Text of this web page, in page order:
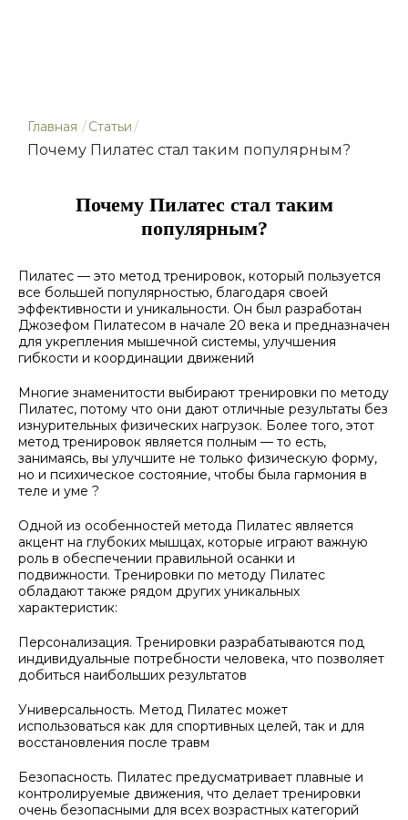
Главная /Статьи/
Почему Пилатес стал таким популярным?
Почему Пилатес стал таким
популярным?
Пилатес — это метод тренировок, который пользуется
все большей популярностью, благодаря своей
эффективности и уникальности. Он был разработан
Джозефом Пилатесом в начале 20 века и предназначен
для укрепления мышечной системы, улучшения
гибкости и координации движений
Многие знаменитости выбирают тренировки по методу
Пилатес, потому что они дают отличные результаты без
изнурительных физических нагрузок. Более того, этот
метод тренировок является полным — то есть,
занимаясь, вы улучшите не только физическую форму,
но и психическое состояние, чтобы была гармония в
теле и уме ?
Одной из особенностей метода Пилатес является
акцент на глубоких мышцах, которые играют важную
роль в обеспечении правильной осанки и
подвижности. Тренировки по методу Пилатес
обладают также рядом других уникальных
характеристик:
Персонализация. Тренировки разрабатываются под
индивидуальные потребности человека, что позволяет
добиться наибольших результатов
Универсальность. Метод Пилатес может
использоваться как для спортивных целей, так и для
восстановления после травм
Безопасность. Пилатес предусматривает плавные и
контролируемые движения, что делает тренировки
очень безопасными для всех возрастных категорий